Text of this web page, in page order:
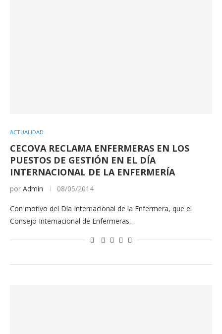
ACTUALIDAD
CECOVA RECLAMA ENFERMERAS EN LOS
PUESTOS DE GESTIÓN EN EL DÍA
INTERNACIONAL DE LA ENFERMERÍA
por Admin 08/05/2014
Con motivo del Día Internacional de la Enfermera, que el
Consejo Internacional de Enfermeras…